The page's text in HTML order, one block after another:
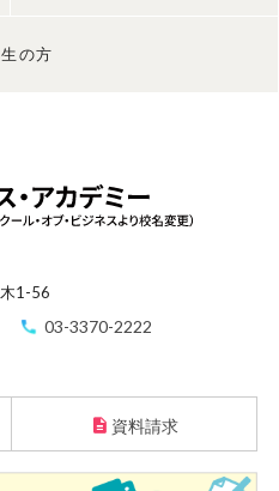
の方
1-56
03-3370-2222
資料請求